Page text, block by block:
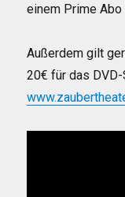
einem Prime
Außerdem gilt
20€ für das